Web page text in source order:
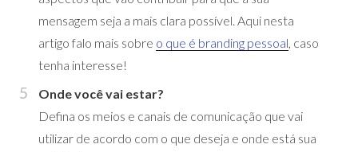
mensagem seja a mais clara possível. Aqui nesta
artigo falo mais sobre o que é branding pessoal, caso
tenha interesse!
Onde você vai estar?
Defina os meios e canais de comunicação que vai
utilizar de acordo com o que deseja e onde está sua